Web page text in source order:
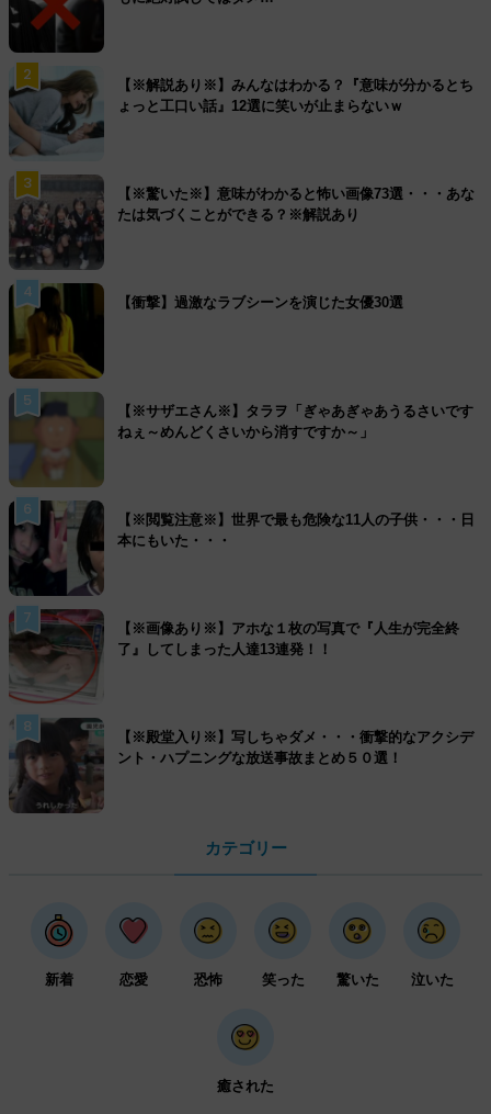
2
【※解説あり※】みんなはわかる？『意味が分かるとち
ょっと工口い話』12選に笑いが止まらないｗ
3
【※驚いた※】意味がわかると怖い画像73選・・・あな
たは気づくことができる？※解説あり
4
【衝撃】過激なラブシーンを演じた女優30選
5
【※サザエさん※】タラヲ「ぎゃあぎゃあうるさいです
ねぇ～めんどくさいから消すですか～」
6
【※閲覧注意※】世界で最も危険な11人の子供・・・日
本にもいた・・・
7
【※画像あり※】アホな１枚の写真で『人生が完全終
了』してしまった人達13連発！！
8
【※殿堂入り※】写しちゃダメ・・・衝撃的なアクシデ
ント・ハプニングな放送事故まとめ５０選！
カテゴリー
新着 恋愛 恐怖 笑った 驚いた 泣いた
癒された